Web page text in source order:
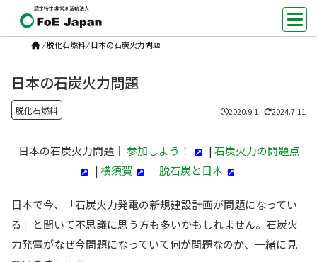
認定特定非営利活動法人
/脱化石燃料/ 日本の石炭火力問題
日本の石炭火力問題
脱化石燃料 2020.9.1 2024.7.11
日本の石炭火力問題｜ 参加しよう！ | 石炭火力の問題点
| 横須賀 ｜ 脱石炭と日本
日本で今、「石炭火力発電の新規建設計画が問題になってい
る」と聞いて不思議に思う方も多いかもしれません。石炭火
力発電がなぜ今問題になっていて何が問題なのか、一緒に見